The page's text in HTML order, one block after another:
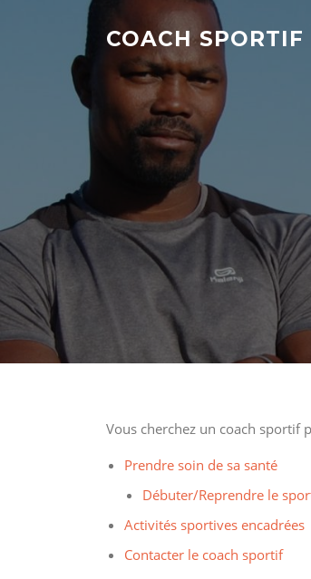
COACH
Vous cherchez un coach sportif
Prendre soin de sa santé
Débuter/Reprendre le
Activités sportives encadrées
Contacter le coach sportif